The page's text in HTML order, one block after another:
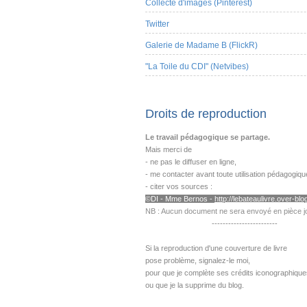
Collecte d'images (Pinterest)
Twitter
Galerie de Madame B (FlickR)
"La Toile du CDI" (Netvibes)
Droits de reproduction
Le travail pédagogique se partage.
Mais merci de
- ne pas le diffuser en ligne,
- me contacter avant toute utilisation
- citer vos sources :
©DI - Mme Bernos - http://lebateaulivre.over-
NB : Aucun document ne sera envoyé en pièce
------------------------
Si la reproduction d'une couverture de livre
pose problème, signalez-le moi,
pour que je complète ses crédits
ou que je la supprime du blog.